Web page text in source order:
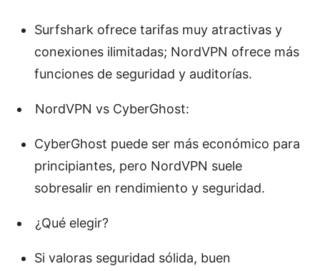
Surfshark ofrece tarifas muy atractivas y
conexiones ilimitadas; NordVPN ofrece más
funciones de seguridad y auditorías.
NordVPN vs CyberGhost:
CyberGhost puede ser más económico para
principiantes, pero NordVPN suele
sobresalir en rendimiento y seguridad.
¿Qué elegir?
Si valoras seguridad sólida, buen